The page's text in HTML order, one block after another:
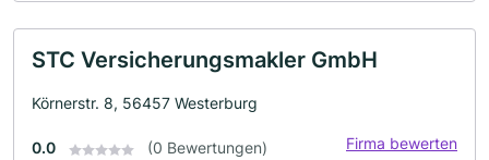
STC Versicherungsmakler GmbH
Körnerstr. 8, 56457 Westerburg
0.0 (0 Bewertungen) Firma bewerten